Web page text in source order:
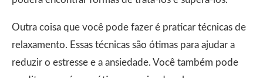
Outra coisa que você pode fazer é praticar técnicas de
relaxamento. Essas técnicas são ótimas para ajudar a
reduzir o estresse e a ansiedade. Você também pode